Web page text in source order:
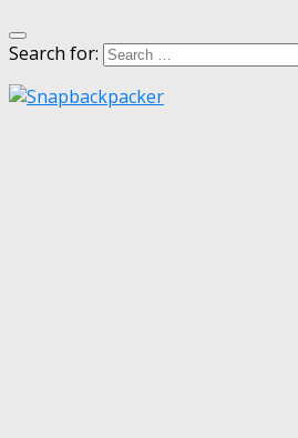
Search for: